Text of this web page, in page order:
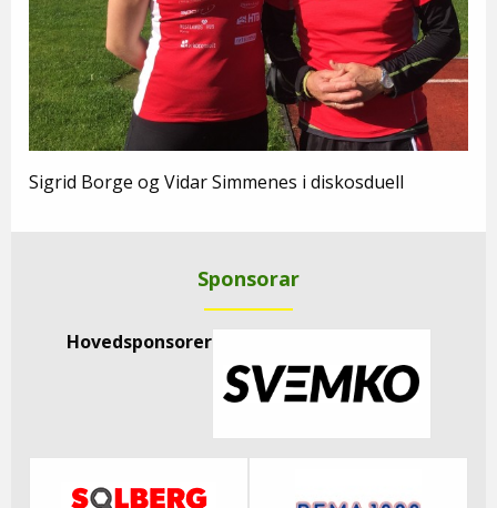
Sigrid Borge og Vidar Simmenes i diskosduell
Sponsorar
Hovedsponsorer